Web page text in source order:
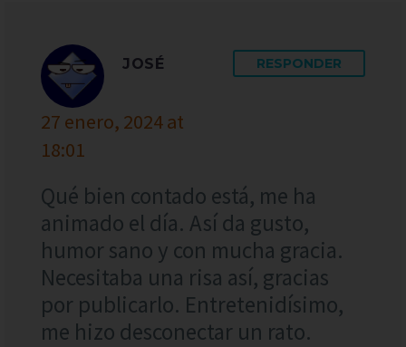
JOSÉ
27 enero, 2024 at
18:01
RESPONDER
Qué bien contado está, me ha
animado el día. Así da gusto,
humor sano y con mucha gracia.
Necesitaba una risa así, gracias
por publicarlo. Entretenidísimo,
me hizo desconectar un rato.